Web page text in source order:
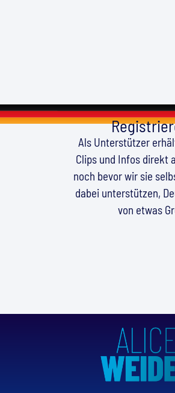
Als Unterstützer
Clips und Infos direkt
noch bevor wir sie
dabei unterstützen,
von etwas